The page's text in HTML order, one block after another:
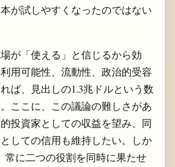
が試しやすくなったのではない
が「使える」と信じるから効
用可能性、流動性、政治的受容
ば、見出しの1.3兆ドルという数
ここに、この議論の難しさがあ
投資家としての収益を望み、同
しての信用も維持したい。しか
常に二つの役割を同時に果たせ